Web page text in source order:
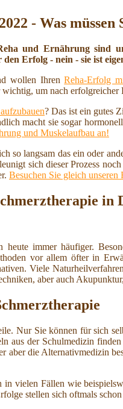
- Was
und Ernährung sind
Erfolg - nein - sie ist
wollen IhrenReha-Erfolg
um nach
? Das ist ein gutes
macht sie sogar
und Muskelaufbau an!
so langsam das ein oder
sich dieser Prozess
Besuchen Sie gleich unseren
in
immer häufiger.
vor allem öfter in
Viele
aber auch
Nur Sie können für sich
aus der Schulmedizin
aber die Alternativmedizin
vielen Fällen wie
stellen sich oftmals